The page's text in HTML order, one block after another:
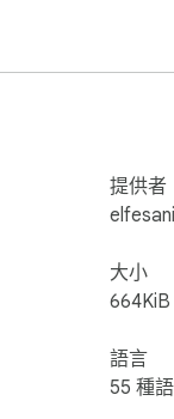
提供者
大小
664KiB
語言
55 種